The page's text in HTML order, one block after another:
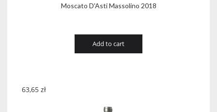
Moscato D'Asti Massolino 2018
Add to cart
63,65 zł